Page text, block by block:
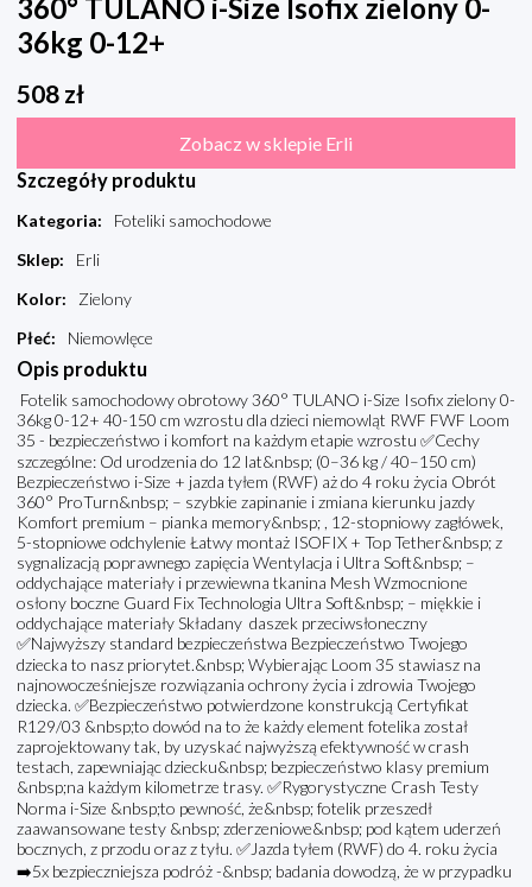
360° TULANO i-Size Isofix zielony 0-
36kg 0-12+
508 zł
Zobacz w sklepie Erli
Szczegóły produktu
Kategoria:
Foteliki samochodowe
Sklep:
Erli
Kolor:
Zielony
Płeć: Niemowlęce
Opis produktu
Fotelik samochodowy obrotowy 360° TULANO i-Size Isofix zielony 0-
36kg 0-12+ 40-150 cm wzrostu dla dzieci niemowląt RWF FWF Loom
35 - bezpieczeństwo i komfort na każdym etapie wzrostu ✅Cechy
szczególne: Od urodzenia do 12 lat&nbsp; (0–36 kg / 40–150 cm)
Bezpieczeństwo i-Size + jazda tyłem (RWF) aż do 4 roku życia Obrót
360° ProTurn&nbsp; – szybkie zapinanie i zmiana kierunku jazdy
Komfort premium – pianka memory&nbsp; , 12-stopniowy zagłówek,
5-stopniowe odchylenie Łatwy montaż ISOFIX + Top Tether&nbsp; z
sygnalizacją poprawnego zapięcia Wentylacja i Ultra Soft&nbsp; –
oddychające materiały i przewiewna tkanina Mesh Wzmocnione
osłony boczne Guard Fix Technologia Ultra Soft&nbsp; – miękkie i
oddychające materiały Składany daszek przeciwsłoneczny
✅Najwyższy standard bezpieczeństwa Bezpieczeństwo Twojego
dziecka to nasz priorytet.&nbsp; Wybierając Loom 35 stawiasz na
najnowocześniejsze rozwiązania ochrony życia i zdrowia Twojego
dziecka. ✅Bezpieczeństwo potwierdzone konstrukcją Certyfikat
R129/03 &nbsp;to dowód na to że każdy element fotelika został
zaprojektowany tak, by uzyskać najwyższą efektywność w crash
testach, zapewniając dziecku&nbsp; bezpieczeństwo klasy premium
&nbsp;na każdym kilometrze trasy. ✅Rygorystyczne Crash Testy
Norma i-Size &nbsp;to pewność, że&nbsp; fotelik przeszedł
zaawansowane testy &nbsp; zderzeniowe&nbsp; pod kątem uderzeń
bocznych, z przodu oraz z tyłu. ✅Jazda tyłem (RWF) do 4. roku życia
➡️5x bezpieczniejsza podróż -&nbsp; badania dowodzą, że w przypadku